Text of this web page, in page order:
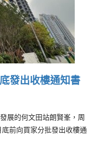
發出收樓通知書
展的何文田站朗賢峯，周
前向買家分批發出收樓通